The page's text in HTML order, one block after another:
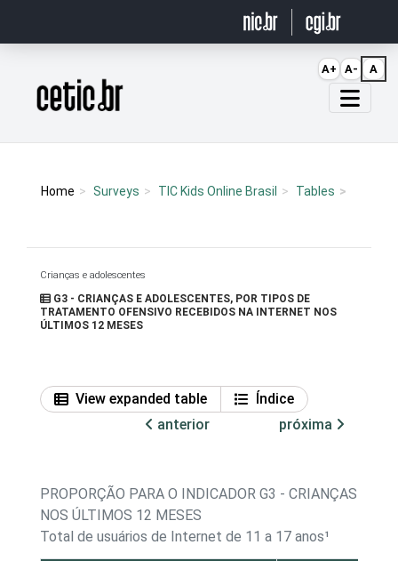
Página inicial
Home Surveys TIC Kids Online Brasil Tables
Crianças e adolescentes
G3 - CRIANÇAS E ADOLESCENTES, POR TIPOS DE
TRATAMENTO OFENSIVO RECEBIDOS NA INTERNET NOS
ÚLTIMOS 12 MESES
View expanded table
Índice
anterior
próxima
PROPORÇÃO PARA O INDICADOR G3 - CRIANÇAS E
NOS ÚLTIMOS 12 MESES
Total de usuários de Internet de 11 a 17 anos¹
A+ A- A